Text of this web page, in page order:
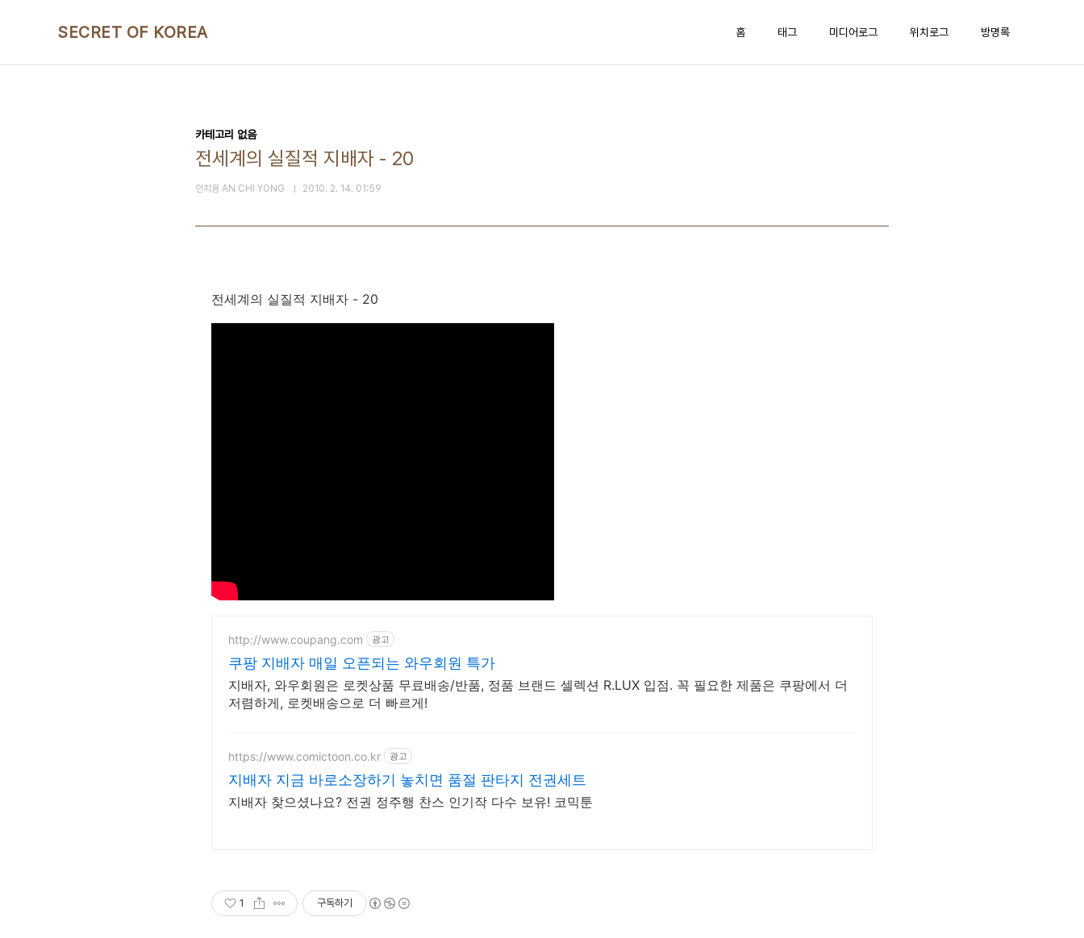
SECRET OF KOREA 홈 태그 미디어로그 위치로그 방명록
카테고리 없음
전세계의 실질적 지배자 - 20
안치용 AN CHI YONG 2010. 2. 14. 01:59
전세계의 실질적 지배자 - 20
http://www.coupang.com 광고
쿠팡 지배자 매일 오픈되는 와우회원 특가
지배자, 와우회원은 로켓상품 무료배송/반품, 정품 브랜드 셀렉션 R.LUX 입점. 꼭 필요한 제품은 쿠팡에서 더
저렴하게, 로켓배송으로 더 빠르게!
https://www.comictoon.co.kr 광고
지배자 지금 바로소장하기 놓치면 품절 판타지 전권세트
지배자 찾으셨나요? 전권 정주행 찬스 인기작 다수 보유! 코믹툰
1 구독하기